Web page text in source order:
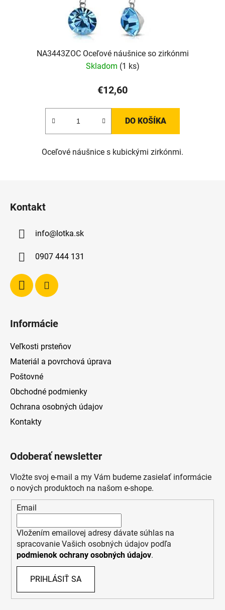
NA3443ZOC Oceľové náušnice so zirkónmi
Skladom (1 ks)
€12,60
DO KOŠÍKA
Oceľové náušnice s kubickými zirkónmi.
Kontakt
info@lotka.sk
0907 444 131
Informácie
Veľkosti prsteňov
Materiál a povrchová úprava
Poštovné
Obchodné podmienky
Ochrana osobných údajov
Kontakty
Odoberať newsletter
Vložte svoj e-mail a my Vám budeme zasielať informácie
o nových produktoch na našom e-shope.
Email
Vložením emailovej adresy dávate súhlas na
spracovanie Vašich osobných údajov podľa
podmienok ochrany osobných údajov.
PRIHLÁSIŤ SA